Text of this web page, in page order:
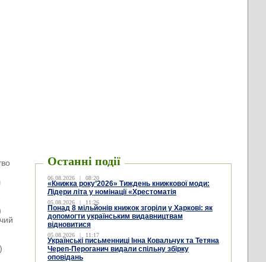
)
Останні події
06.08.2026 | 08:20
«Книжка року’2026» Тиждень книжкової моди:
Лідери літа у номінації «Хрестоматія
05.08.2026 | 11:26
Понад 8 мільйонів книжок згоріли у Харкові: як
допомогти українським видавництвам
відновитися
05.08.2026 | 11:17
Українські письменниці Інна Ковальчук та Тетяна
Череп-Пероганич видали спільну збірку
оповідань